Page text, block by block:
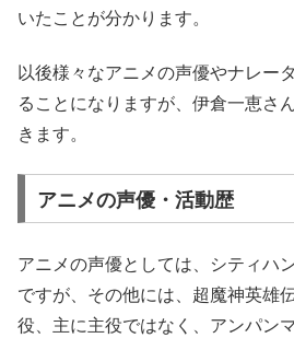
いたことが分かります。
以後様々なアニメの声優やナレー
ることになりますが、 伊倉一恵さ
きます。
アニメの声優・活動歴
アニメの声優としては、 シティハ
ですが、その他には、超魔神英雄
役、主に主役ではなく、アンパン